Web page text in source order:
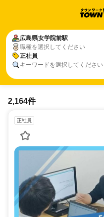
広島県女学院前駅
職種を選択してください
正社員
キーワードを選択してください
2,164件
正社員